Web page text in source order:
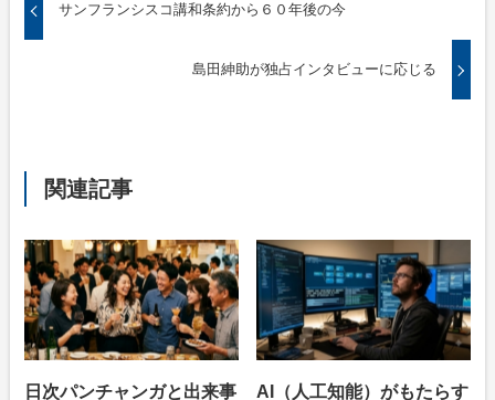
サンフランシスコ講和条約から６０年後の今
島田紳助が独占インタビューに応じる
関連記事
日次パンチャンガと出来事
AI（人工知能）がもたらす